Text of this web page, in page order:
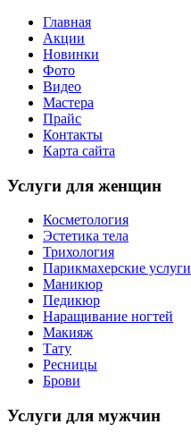
Главная
Акции
Новинки
Фото
Видео
Мастера
Прайс
Контакты
Карта сайта
Услуги для женщин
Косметология
Эстетика тела
Трихология
Парикмахерские услуги
Маникюр
Педикюр
Наращивание ногтей
Макияж
Тату
Ресницы
Брови
Услуги для мужчин